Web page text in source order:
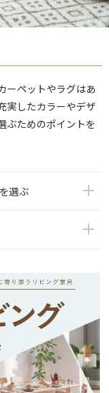
ーペットやラグはあ
実したカラーやデザ
ぶためのポイントを
選ぶ